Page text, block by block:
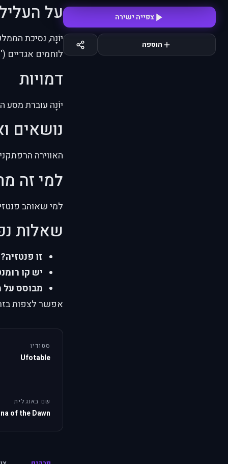
צפייה ישירה
הוספה
על
יוֹנָה, נסיכת
לוחמים
דמויות
יוֹנָה עוברת מסע
נושאים
האווירה
למי זה
למי שאוהב
שאלות
זו פנטזיה?
יש קו
מבוסס על
אפשר לצפות
סטודיו
Ufotable
שם באנגלית
of the Dawn